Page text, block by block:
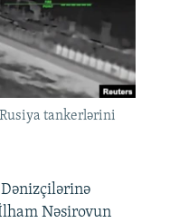
tankerlərini
Nəsirovun